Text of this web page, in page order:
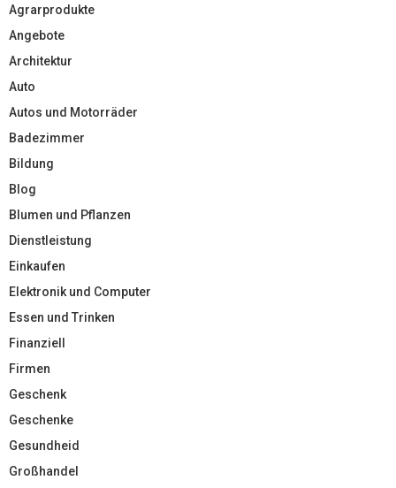
Agrarprodukte
Angebote
Architektur
Auto
Autos und Motorräder
Badezimmer
Bildung
Blog
Blumen und Pflanzen
Dienstleistung
Einkaufen
Elektronik und Computer
Essen und Trinken
Finanziell
Firmen
Geschenk
Geschenke
Gesundheid
Großhandel